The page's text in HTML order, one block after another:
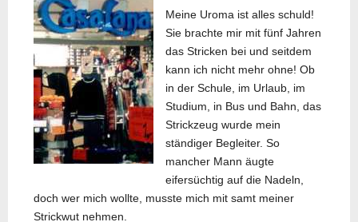
Meine Uroma ist alles schuld!
Sie brachte mir mit fünf Jahren
das Stricken bei und seitdem
kann ich nicht mehr ohne! Ob
in der Schule, im Urlaub, im
Studium, in Bus und Bahn, das
Strickzeug wurde mein
ständiger Begleiter. So
mancher Mann äugte
eifersüchtig auf die Nadeln,
doch wer mich wollte, musste mich mit samt meiner
Strickwut nehmen.